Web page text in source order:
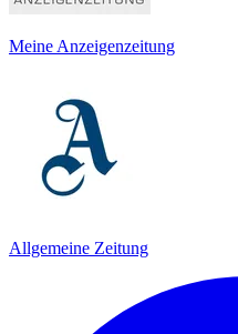
Meine Anzeigenzeitung
Allgemeine Zeitung